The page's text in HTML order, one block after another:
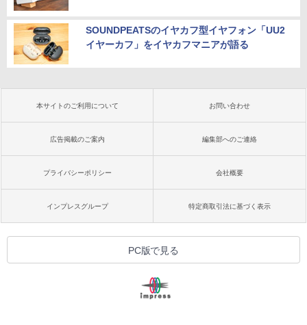
SOUNDPEATSのイヤカフ型イヤフォン「UU2
イヤーカフ」をイヤカフマニアが語る
本サイトのご利用について お問い合わせ
広告掲載のご案内 編集部へのご連絡
プライバシーポリシー 会社概要
インプレスグループ 特定商取引法に基づく表示
PC版で見る